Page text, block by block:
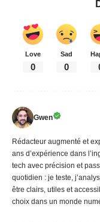
Love
0
Sad
0
Gwen
Rédacteur augmenté et
ans d’expérience dans
tech avec précision et
quotidien : je teste,
être clairs, utiles et
choix dans un monde